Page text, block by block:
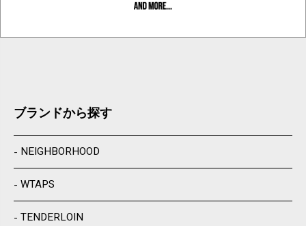
ブランドから探す
NEIGHBORHOOD
WTAPS
TENDERLOIN